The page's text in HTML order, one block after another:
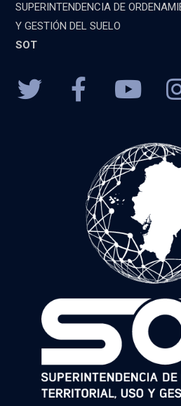
SUPERINTENDENCIA DE
Y GESTIÓN DEL SUELO
SOT